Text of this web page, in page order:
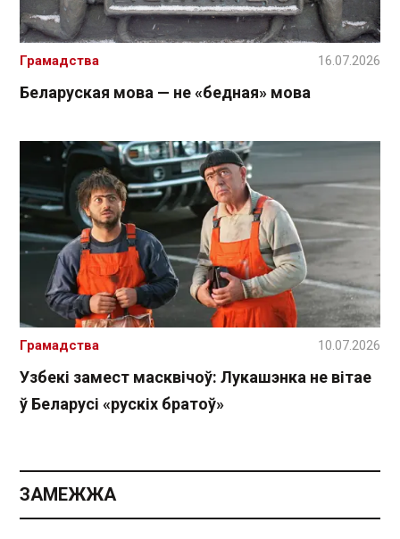
Беларуская мова — не «бедная» мова
Грамадства 16.07.2026
Узбекі замест масквічоў: Лукашэнка не вітае
ў Беларусі «рускіх братоў»
Грамадства 10.07.2026
ЗАМЕЖЖА